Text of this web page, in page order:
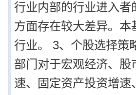
行业内部的行业进入
方面存在较大差异。
行业。 3、个股选择策
部门对于宏观经济、
速、固定资产投资增